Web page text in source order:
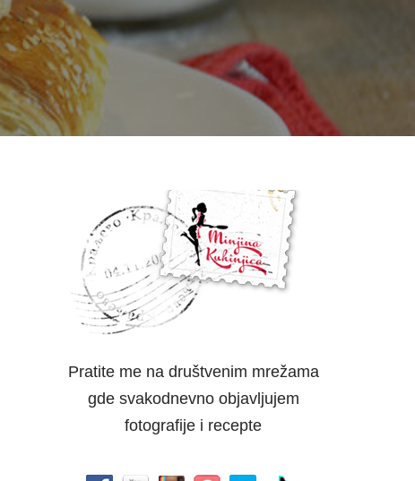
Pratite me na društvenim mrežama
gde svakodnevno objavljujem
fotografije i recepte